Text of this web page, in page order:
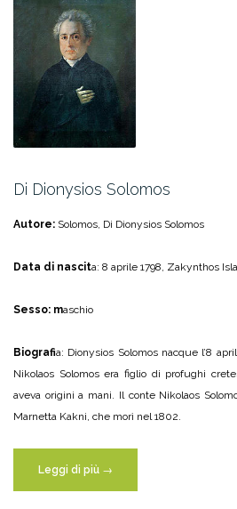
Di Dionysios Solomos
Autore: Solomos, Di Dionysios Solomos
Data di nascita: 8 aprile 1798, Zakynthos
Sesso: maschio
Biografia: Dionysios Solomos nacque l’8
Nikolaos Solomos era figlio di profughi
aveva origini a mani. Il conte Nikolaos
Marnetta Kakni, che morì nel 1802.
Leggi di più “Di
Dionysios
→